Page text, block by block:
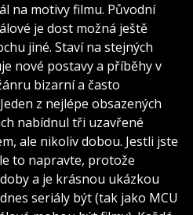
na motivy filmu. Původní
je dost možná ještě
jiné. Staví na stejných
nové postavy a příběhy v
bizarní a často
z nejlépe obsazených
nabídnul tři uzavřené
ale nikoliv dobou. Jestli jste
to napravte, protože
a je krásnou ukázkou
seriály být (tak jako MCU